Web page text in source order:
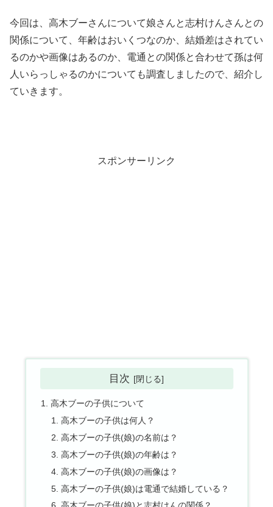
今回は、高木ブーさんについて娘さんと志村けんさんとの
関係について、年齢はおいくつなのか、結婚差はされてい
るのかや画像はあるのか、電通との関係と合わせて孫は何
人いらっしゃるのかについても調査しましたので、紹介し
ていきます。
スポンサーリンク
目次
高木ブーの子供について
高木ブーの子供は何人？
高木ブーの子供(娘)の名前は？
高木ブーの子供(娘)の年齢は？
高木ブーの子供(娘)の画像は？
高木ブーの子供(娘)は電通で結婚している？